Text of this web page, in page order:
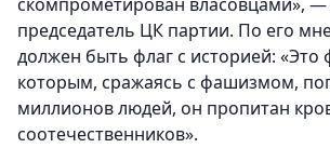
председатель ЦК партии. По его
должен быть флаг с историей: «Это
которым, сражаясь с фашизмом,
миллионов людей, он пропитан
соотечественников».